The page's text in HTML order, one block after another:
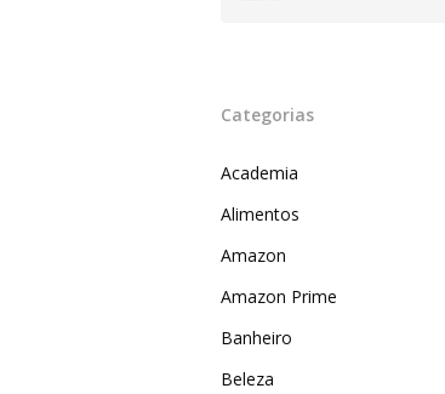
Categorias
Academia
Alimentos
Amazon
Amazon Prime
Banheiro
Beleza